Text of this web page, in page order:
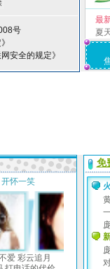
号
安全的规定》
最
夏